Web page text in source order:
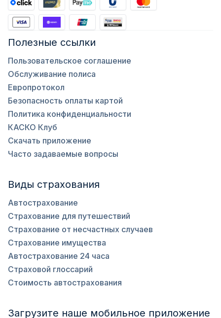
Полезные ссылки
Пользовательское соглашение
Обслуживание полиса
Европротокол
Безопасность оплаты картой
Политика конфиденциальности
КАСКО Клуб
Скачать приложение
Часто задаваемые вопросы
Виды страхования
Автострахование
Страхование для путешествий
Страхование от несчастных случаев
Страхование имущества
Автострахование 24 часа
Страховой глоссарий
Стоимость автострахования
Загрузите наше мобильное приложение